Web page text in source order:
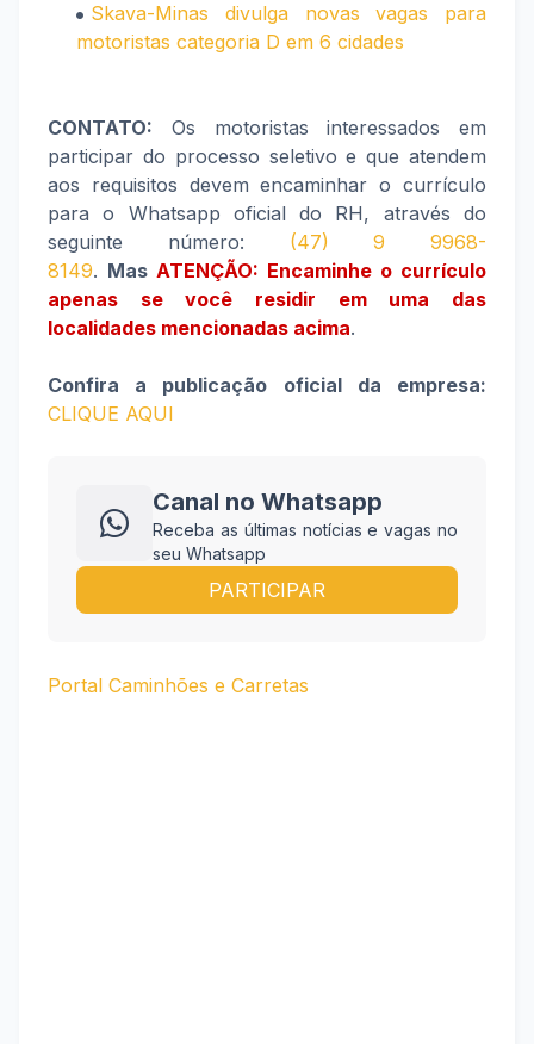
Skava-Minas divulga novas vagas para
motoristas categoria D em 6 cidades
CONTATO: Os motoristas interessados em
participar do processo seletivo e que atendem
aos requisitos devem encaminhar o currículo
para o Whatsapp oficial do RH, através do
seguinte número: (47) 9 9968-
8149. Mas ATENÇÃO: Encaminhe o currículo
apenas se você residir em uma das
localidades mencionadas acima.
Confira a publicação oficial da empresa:
CLIQUE AQUI
Canal no Whatsapp
Receba as últimas notícias e vagas no
seu Whatsapp
PARTICIPAR
Portal Caminhões e Carretas